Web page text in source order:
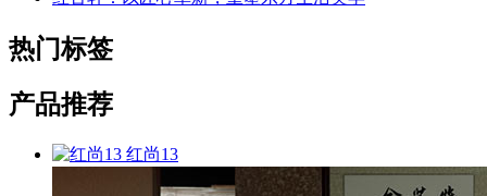
热门标签
产品推荐
红尚13